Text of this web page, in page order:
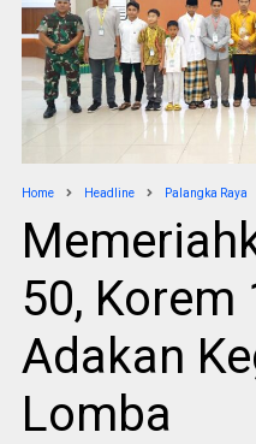
Home Headline Palangka Raya
50, Korem
Adakan
Lomba